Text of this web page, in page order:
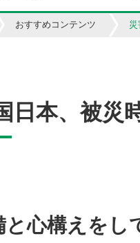
おすすめコンテンツ
日本、被災
と心構えをし